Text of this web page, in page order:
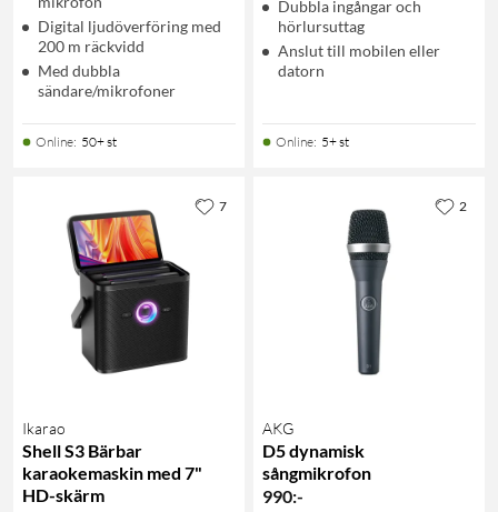
Digital ljudöverföring med
200 m räckvidd
Med dubbla
sändare/mikrofoner
Online: 50+ st
Dubbla ingångar och
hörlursuttag
Anslut till mobilen eller
datorn
Online: 5+ st
Ikarao
Shell S3 Bärbar
karaokemaskin med 7"
HD-skärm
7
AKG
D5 dynamisk
sångmikrofon
990:-
2